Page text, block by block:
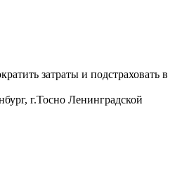
затраты и подстраховать в
г.Тосно Ленинградской